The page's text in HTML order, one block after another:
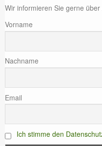
Wir informieren Sie gerne
Vorname
Nachname
Email
Ich stimme den